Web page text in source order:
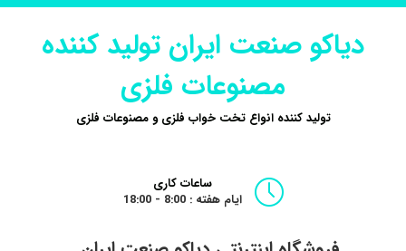
دیاکو صنعت ایران تولید کننده
مصنوعات فلزی
تولید کننده انواع تخت خواب فلزی و مصنوعات فلزی
ساعات کاری
ایام هفته : 8:00 - 18:00